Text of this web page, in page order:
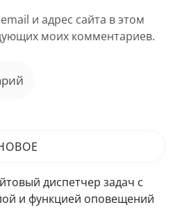
и адрес сайта в этом
моих комментариев.
диспетчер задач с
и функцией оповещений